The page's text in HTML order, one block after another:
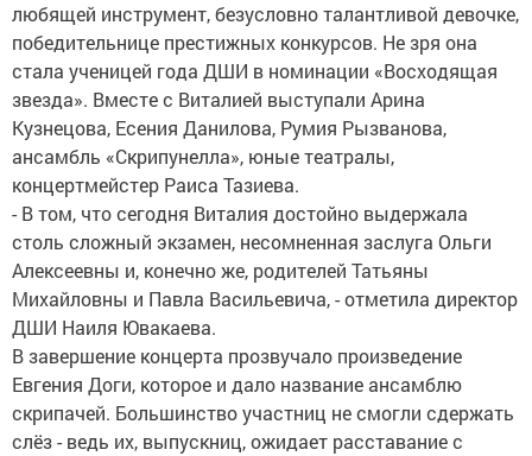
любящей инструмент, безусловно талантливой девочке,
победительнице престижных конкурсов. Не зря она
стала ученицей года ДШИ в номинации «Восходящая
звезда». Вместе с Виталией выступали Арина
Кузнецова, Есения Данилова, Румия Рызванова,
ансамбль «Скрипунелла», юные театралы,
концертмейстер Раиса Тазиева.
- В том, что сегодня Виталия достойно выдержала
столь сложный экзамен, несомненная заслуга Ольги
Алексеевны и, конечно же, родителей Татьяны
Михайловны и Павла Васильевича, - отметила директор
ДШИ Наиля Ювакаева.
В завершение концерта прозвучало произведение
Евгения Доги, которое и дало название ансамблю
скрипачей. Большинство участниц не смогли сдержать
слёз - ведь их, выпускниц, ожидает расставание с